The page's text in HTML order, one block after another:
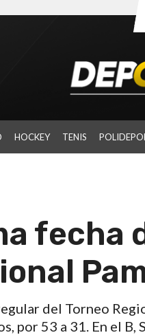
HOCKEY TENIS
fecha
del Torneo
por 53 a 31. En el